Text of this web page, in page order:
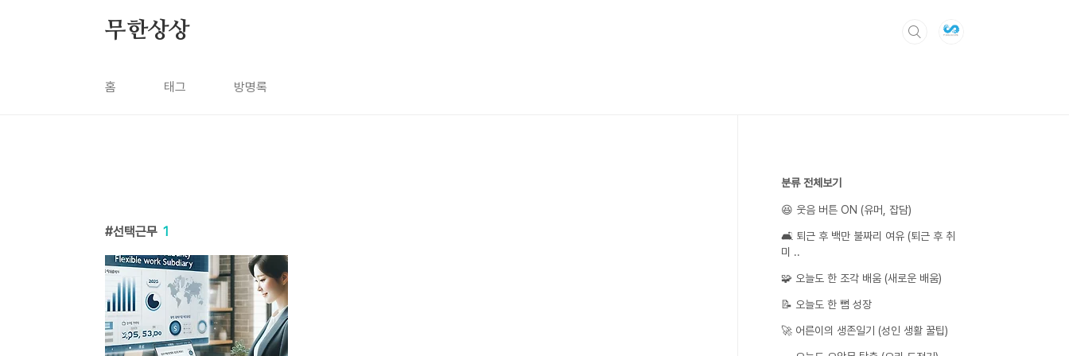
무한상상
홈 태그 방명록
선택근무 1
분류 전체보기
😆 웃음 버튼 ON (유머, 잡담)
🛋️ 퇴근 후 백만 불짜리 여유 (퇴근 후 취
미 ..
🧩 오늘도 한 조각 배움 (새로운 배움)
📝 오늘도 한 뼘 성장
🚀 어른이의 생존일기 (성인 생활 꿀팁)